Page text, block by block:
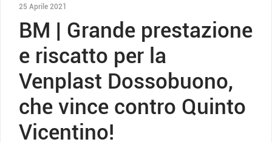
25 Aprile 2021
BM | Grande prestazione
e riscatto per la
Venplast Dossobuono,
che vince contro Quinto
Vicentino!